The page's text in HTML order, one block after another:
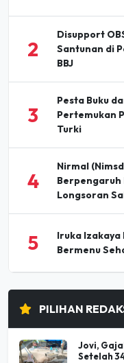
2
Disupport
Santunan di
BBJ
3
Pesta Buku
Pertemukan
Turki
4
Nirmal
Berpengaruh
Longsoran
5
Iruka Izakaya
Bermenu
PILIHAN
Jovi,
Setelah